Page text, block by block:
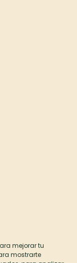
mejorar tu
mostrarte